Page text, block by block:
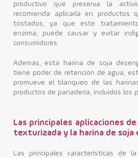
productivo que preserva la
recomienda aplicarla en productos
tostados, ya que este
enzima, puede causar y evitar
consumidores.
Además, esta harina de soja
tiene poder de retención de agua,
promueve el blanqueo de las
productos de panadería, incluidos los
Las principales aplicaciones
texturizada y la harina de soja
Las principales características de